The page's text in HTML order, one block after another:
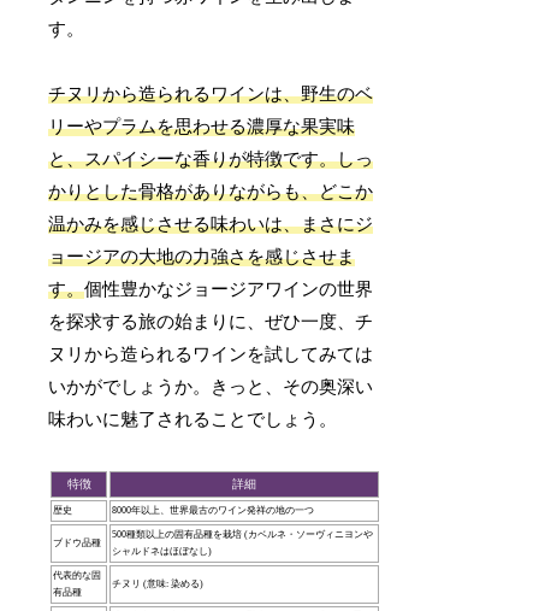
す。
チヌリから造られるワインは、野生のベ
リーやプラムを思わせる濃厚な果実味
と、スパイシーな香りが特徴です。しっ
かりとした骨格がありながらも、どこか
温かみを感じさせる味わいは、まさにジ
ョージアの大地の力強さを感じさせま
す。個性豊かなジョージアワインの世界
を探求する旅の始まりに、ぜひ一度、チ
ヌリから造られるワインを試してみては
いかがでしょうか。きっと、その奥深い
味わいに魅了されることでしょう。
特徴 詳細
歴史 8000年以上、世界最古のワイン発祥の地の一つ
ブドウ品種
500種類以上の固有品種を栽培 (カベルネ・ソーヴィニヨンや
シャルドネはほぼなし)
代表的な固
有品種
チヌリ (意味: 染める)